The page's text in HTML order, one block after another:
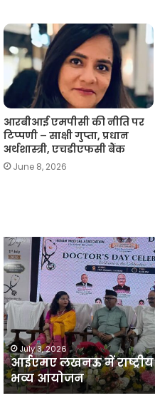
आरबीआई एमपीसी की नीति पर
टिप्पणी – साक्षी गुप्ता, प्रधान
अर्थशास्त्री, एचडीएफसी बैंक
June 8, 2026
आईएमए
लखनऊ
में
राष्ट्रीय
चिकित्सक
दिवस
समारोह
का
भव्य
आयोजन
July 3, 2026
आईएमए लखनऊ में राष्ट्रीय
भव्य आयोजन